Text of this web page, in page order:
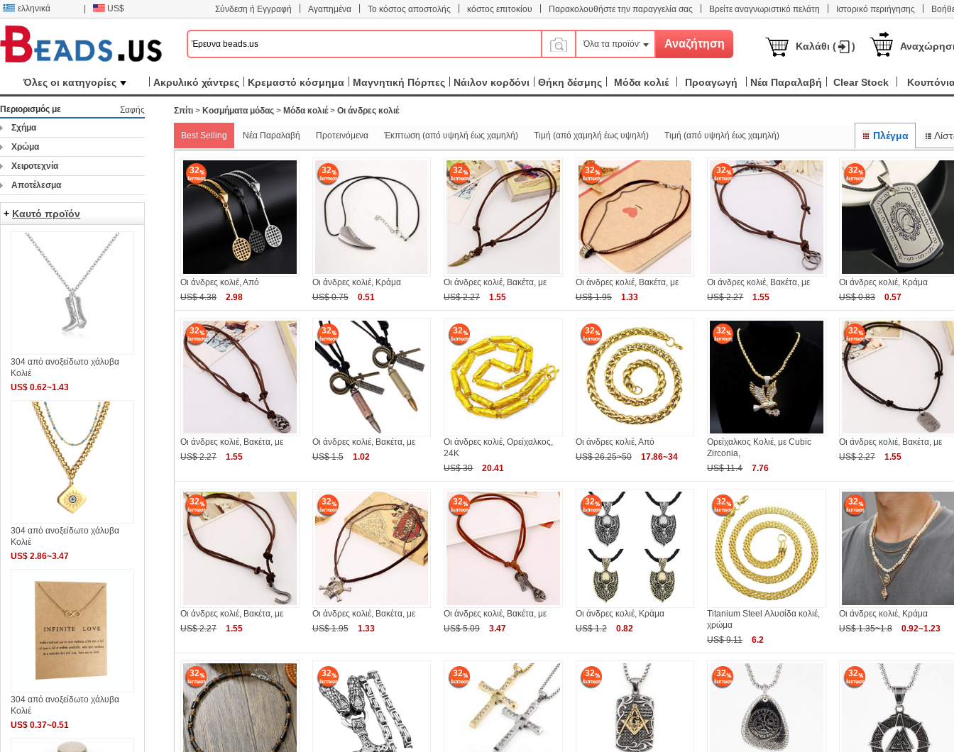
ελληνικά US$ Σύνδεση ή Εγγραφή Αγαπημένα Το κόστος αποστολής κόστος επιτοκίου Παρακολουθήστε την παραγγελία σας Βρείτε αναγνωριστικό πελάτη Ιστορικό περιήγησης
Όλα τα προϊόντα Καλάθι ( )
Όλες οι κατηγορίες Ακρυλικό χάντρες Κρεμαστό κόσμημα Μαγνητική Πόρπες Νάιλον κορδόνι Θήκη δέσμης Μόδα κολιέ Προαγωγή Νέα Παραλαβή Clear Stock
Σπίτι> Κοσμήματα μόδας> Μόδα κολιέ> Οι άνδρες κολιέ
Best Selling Νέα Παραλαβή Προτεινόμενα Έκπτωση (από υψηλή έως χαμηλή) Τιμή (από χαμηλή έως υψηλή) Τιμή (από υψηλή έως χαμηλή) Πλέγμα
32
Οι άνδρες κολιέ, Από
US$ 4.38
2.98
32
Οι άνδρες κολιέ, Κράμα
US$ 0.75
0.51
32
Οι άνδρες κολιέ, Βακέτα, με
US$ 2.27
1.55
32
Οι άνδρες κολιέ, Βακέτα, με
US$ 1.95
1.33
32
Οι άνδρες κολιέ, Βακέτα, με
US$ 2.27
1.55
32
Οι άνδρες κολιέ, Κράμα
US$ 0.83
0.57
32
Οι άνδρες κολιέ, Βακέτα, με
US$ 2.27
1.55
32
Οι άνδρες κολιέ, Βακέτα, με
US$ 1.5
1.02
32
Οι άνδρες κολιέ, Ορείχαλκος,
24K
US$ 30
20.41
32
Οι άνδρες κολιέ, Από
US$ 26.25~50
17.86~34
32
Ορείχαλκος Κολιέ, με Cubic
Zirconia,
US$ 11.4
7.76
32
Οι άνδρες κολιέ, Βακέτα, με
US$ 2.27
1.55
32
Οι άνδρες κολιέ, Βακέτα, με
US$ 2.27
1.55
32
Οι άνδρες κολιέ, Βακέτα, με
US$ 1.95
1.33
32
Οι άνδρες κολιέ, Βακέτα, με
US$ 5.09
3.47
32
Οι άνδρες κολιέ, Κράμα
US$ 1.2
0.82
32
Titanium Steel Αλυσίδα κολιέ,
χρώμα
US$ 9.11
6.2
32
Οι άνδρες κολιέ, Κράμα
US$ 1.35~1.8
0.92~1.23
32 32 32 32 32 32
Περιορισμός με
Σαφής
Σχήμα
Χρώμα
Χειροτεχνία
Αποτέλεσμα
+ Καυτό προϊόν
304 από ανοξείδωτο χάλυβα
Κολιέ
US$ 0.62~1.43
304 από ανοξείδωτο χάλυβα
Κολιέ
US$ 2.86~3.47
304 από ανοξείδωτο χάλυβα
Κολιέ
US$ 0.37~0.51